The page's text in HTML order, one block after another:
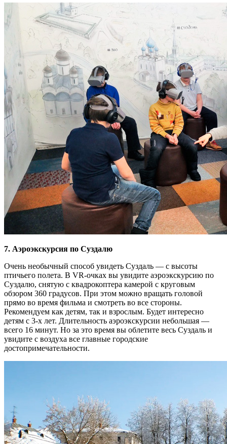
7. Аэроэкскурсия по Суздалю
Очень необычный способ увидеть Суздаль — с высоты
птичьего полета. В VR-очках вы увидите аэроэкскурсию по
Суздалю, снятую с квадрокоптера камерой с круговым
обзором 360 градусов. При этом можно вращать головой
прямо во время фильма и смотреть во все стороны.
Рекомендуем как детям, так и взрослым. Будет интересно
детям с 3-х лет. Длительность аэроэкскурсии небольшая —
всего 16 минут. Но за это время вы облетите весь Суздаль и
увидите с воздуха все главные городские
достопримечательности.